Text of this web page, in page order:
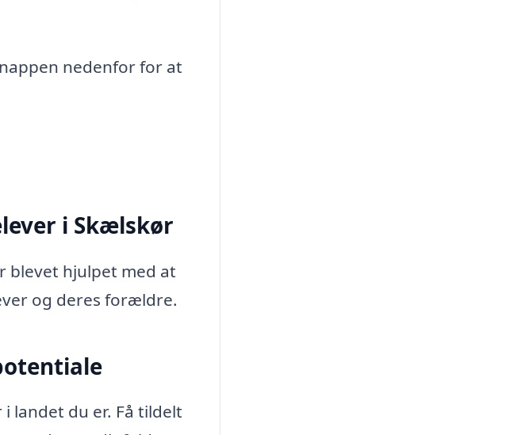
nedenfor for at
i Skælskør
blevet hjulpet med at
og deres forældre.
landet du er. Få tildelt